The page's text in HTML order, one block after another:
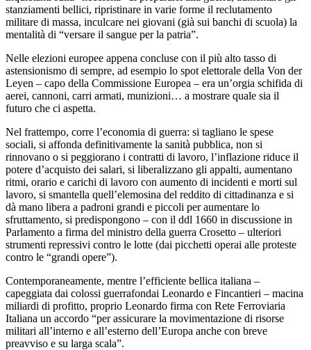
stanziamenti bellici, ripristinare in varie forme il reclutamento
militare di massa, inculcare nei giovani (già sui banchi di scuola) la
mentalità di “versare il sangue per la patria”.
Nelle elezioni europee appena concluse con il più alto tasso di
astensionismo di sempre, ad esempio lo spot elettorale della Von der
Leyen – capo della Commissione Europea – era un’orgia schifida di
aerei, cannoni, carri armati, munizioni… a mostrare quale sia il
futuro che ci aspetta.
Nel frattempo, corre l’economia di guerra: si tagliano le spese
sociali, si affonda definitivamente la sanità pubblica, non si
rinnovano o si peggiorano i contratti di lavoro, l’inflazione riduce il
potere d’acquisto dei salari, si liberalizzano gli appalti, aumentano
ritmi, orario e carichi di lavoro con aumento di incidenti e morti sul
lavoro, si smantella quell’elemosina del reddito di cittadinanza e si
dà mano libera a padroni grandi e piccoli per aumentare lo
sfruttamento, si predispongono – con il ddl 1660 in discussione in
Parlamento a firma del ministro della guerra Crosetto – ulteriori
strumenti repressivi contro le lotte (dai picchetti operai alle proteste
contro le “grandi opere”).
Contemporaneamente, mentre l’efficiente bellica italiana –
capeggiata dai colossi guerrafondai Leonardo e Fincantieri – macina
miliardi di profitto, proprio Leonardo firma con Rete Ferroviaria
Italiana un accordo “per assicurare la movimentazione di risorse
militari all’interno e all’esterno dell’Europa anche con breve
preavviso e su larga scala”.